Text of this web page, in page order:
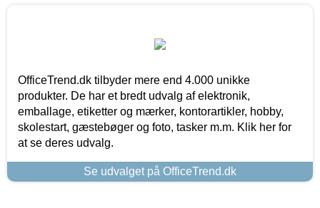
OfficeTrend.dk tilbyder mere end 4.000 unikke
produkter. De har et bredt udvalg af elektronik,
emballage, etiketter og mærker, kontorartikler, hobby,
skolestart, gæstebøger og foto, tasker m.m. Klik her for
at se deres udvalg.
Se udvalget på OfficeTrend.dk